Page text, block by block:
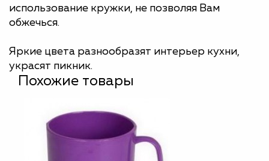
использование кружки, не позволяя Вам
обжечься.
Яркие цвета разнообразят интерьер кухни,
украсят пикник.
Похожие товары